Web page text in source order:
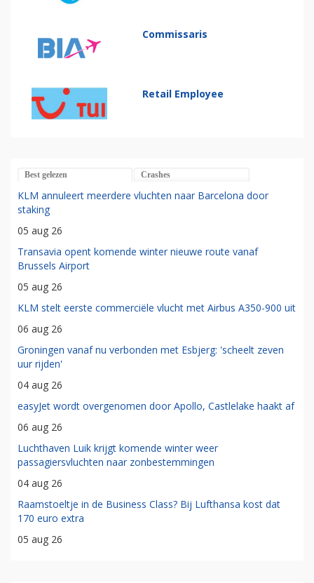
Commissaris
Retail Employee
Best gelezen Crashes
KLM annuleert meerdere vluchten naar Barcelona door
staking
05 aug 26
Transavia opent komende winter nieuwe route vanaf
Brussels Airport
05 aug 26
KLM stelt eerste commerciële vlucht met Airbus A350-900 uit
06 aug 26
Groningen vanaf nu verbonden met Esbjerg: 'scheelt zeven
uur rijden'
04 aug 26
easyJet wordt overgenomen door Apollo, Castlelake haakt af
06 aug 26
Luchthaven Luik krijgt komende winter weer
passagiersvluchten naar zonbestemmingen
04 aug 26
Raamstoeltje in de Business Class? Bij Lufthansa kost dat
170 euro extra
05 aug 26